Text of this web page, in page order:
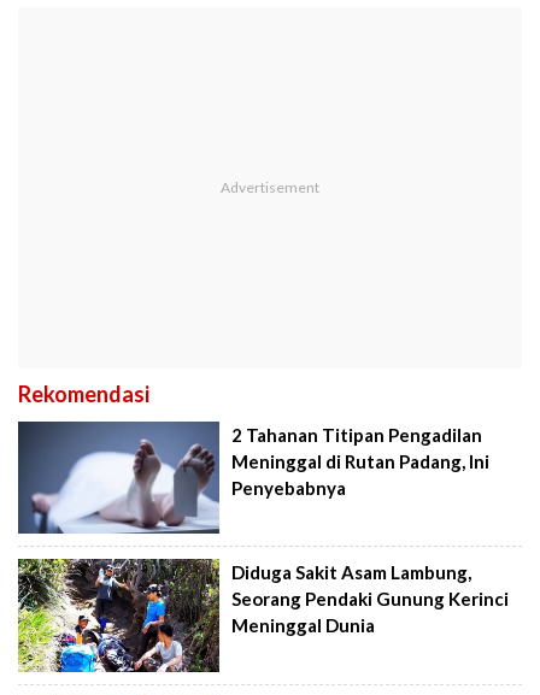
Rekomendasi
2 Tahanan Titipan Pengadilan
Meninggal di Rutan Padang, Ini
Penyebabnya
Diduga Sakit Asam Lambung,
Seorang Pendaki Gunung Kerinci
Meninggal Dunia